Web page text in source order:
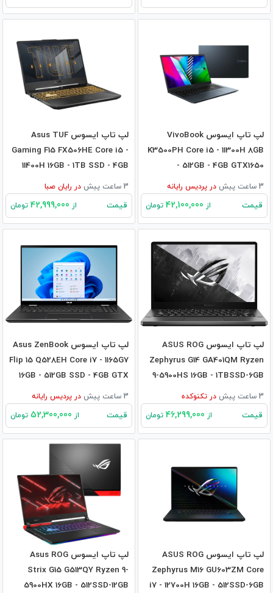
لپ تاپ ایسوس VivoBook
K3500PH Core i5 - 11300H 8GB
- 512GB - 4GB GTX1650
3 ساعت پیش در پردیس رایانه
قیمت از تومان
لپ تاپ ایسوس Asus TUF
Gaming F15 FX506HE Core i5 -
11400H 16GB - 1TB SSD - 4GB
3050Ti
3 ساعت پیش در رایان صبا
قیمت از تومان
لپ تاپ ایسوس ASUS ROG
Zephyrus G14 GA401QM Ryzen
9-5900HS 16GB - 1TBSSD-6GB
RTX3060
3 ساعت پیش در تکنوکده
قیمت از تومان
لپ تاپ ایسوس Asus ZenBook
Flip 15 Q528EH Core i7 - 1165G7
16GB - 512GB SSD - 4GB GTX
1650
3 ساعت پیش در پردیس رایانه
قیمت از تومان
لپ تاپ ایسوس ASUS ROG
Zephyrus M16 GU603ZM Core
i7 - 12700H 16GB - 512SSD-6GB
لپ تاپ ایسوس Asus ROG
Strix G15 G513QY Ryzen 9-
5900HX 16GB - 512SSD-12GB